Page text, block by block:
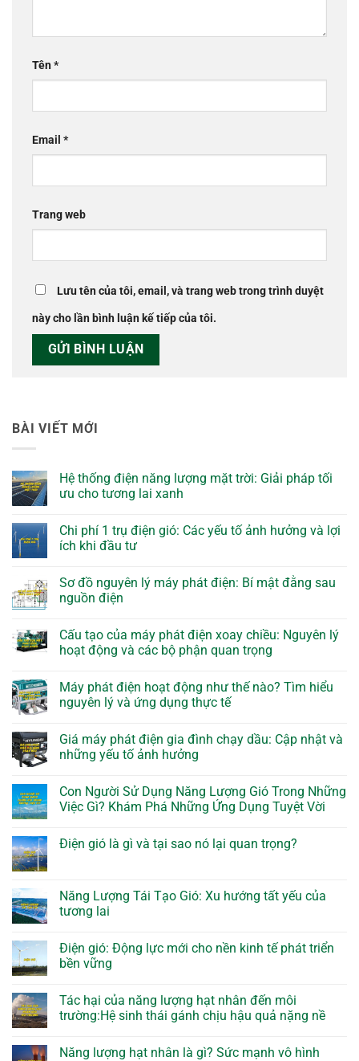
Tên*
Email *
Trang web
Lưu tên của tôi, email, và trang web trong trình duyệt
này cho lần bình luận kế tiếp của tôi.
BÀI VIẾT MỚI
Hệ thống điện năng lượng mặt trời: Giải pháp tối
ưu cho tương lai xanh
Chi phí 1 trụ điện gió: Các yếu tố ảnh hưởng và lợi
ích khi đầu tư
Sơ đồ nguyên lý máy phát điện: Bí mật đằng sau
nguồn điện
Cấu tạo của máy phát điện xoay chiều: Nguyên lý
hoạt động và các bộ phận quan trọng
Máy phát điện hoạt động như thế nào? Tìm hiểu
nguyên lý và ứng dụng thực tế
Giá máy phát điện gia đình chạy dầu: Cập nhật và
những yếu tố ảnh hưởng
Con Người Sử Dụng Năng Lượng Gió Trong Những
Việc Gì? Khám Phá Những Ứng Dụng Tuyệt Vời
Điện gió là gì và tại sao nó lại quan trọng?
Năng Lượng Tái Tạo Gió: Xu hướng tất yếu của
tương lai
Điện gió: Động lực mới cho nền kinh tế phát triển
bền vững
Tác hại của năng lượng hạt nhân đến môi
trường:Hệ sinh thái gánh chịu hậu quả nặng nề
Năng lượng hạt nhân là gì? Sức mạnh vô hình